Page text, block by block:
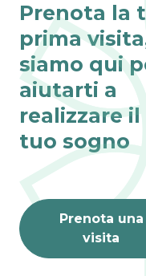
Prenota la
prima
siamo qui
aiutarti a
realizzare il
tuo sogno
Prenota una
visita